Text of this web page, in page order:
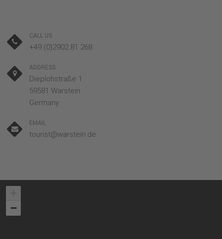
CALL US
+49 (0)2902 81 268
ADDRESS
Dieplohstraße 1
59581 Warstein
Germany
EMAIL
tourist@warstein.de
−